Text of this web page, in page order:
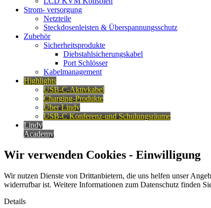
Strom- versorgung
Netzteile
Steckdosenleisten & Überspannungsschutz
Zubehör
Sicherheitsprodukte
Diebstahlsicherungskabel
Port Schlösser
Kabelmanagement
Highlights
USB-C-Aktivkabel
Charging-Produkte
Über Lindy
USB-C Konferenz-und Schulungsräume
Lindy
Academy
Wir verwenden Cookies - Einwilligung
Wir nutzen Dienste von Drittanbietern, die uns helfen unser
widerrufbar ist. Weitere Informationen zum Datenschutz finden
Details